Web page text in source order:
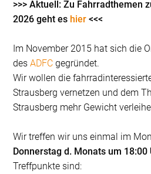
>>> Aktuell: Zu Fahrradthemen
2026 geht es hier <<<
Im November 2015 hat sich die
desADFC gegründet.
Wir wollen die
Strausberg vernetzen und dem
Strausberg mehr Gewicht
Wir treffen wir uns einmal im
Donnerstag d. Monats um 18:00
Treffpunkte sind: